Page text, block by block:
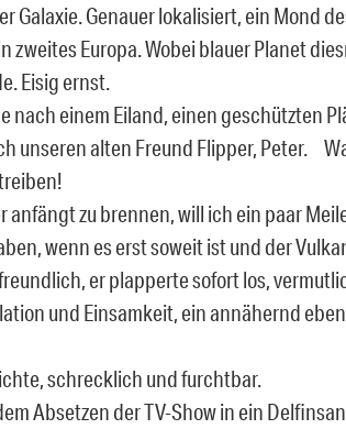
Galaxie. Genauer lokalisiert, ein Mond
zweites Europa. Wobei blauer Planet
Eisig ernst.
nach einem Eiland, einen geschützten
unseren alten Freund Flipper, Peter.
anfängt zu brennen, will ich ein paar
wenn es erst soweit ist und der
er plapperte sofort los,
und Einsamkeit, ein annähernd
schrecklich und furchtbar.
Absetzen der TV-Show in ein